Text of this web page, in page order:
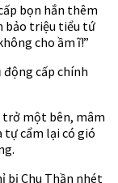
bọn hắn thêm
bảo triệu tiểu tứ
cho ầm ĩ!”
cấp chính
trở một bên, mâm
tự cẩm lại có gió
bị Chu Thần nhét